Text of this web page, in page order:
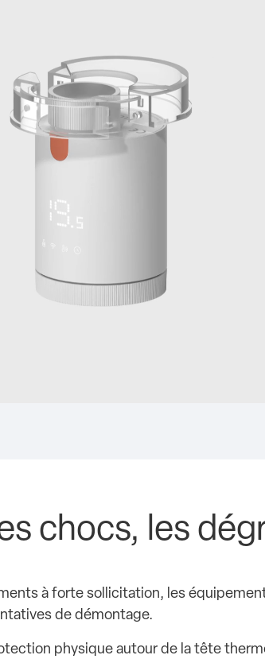
chocs, les
à forte sollicitation, les
de démontage.
physique autour de la tête